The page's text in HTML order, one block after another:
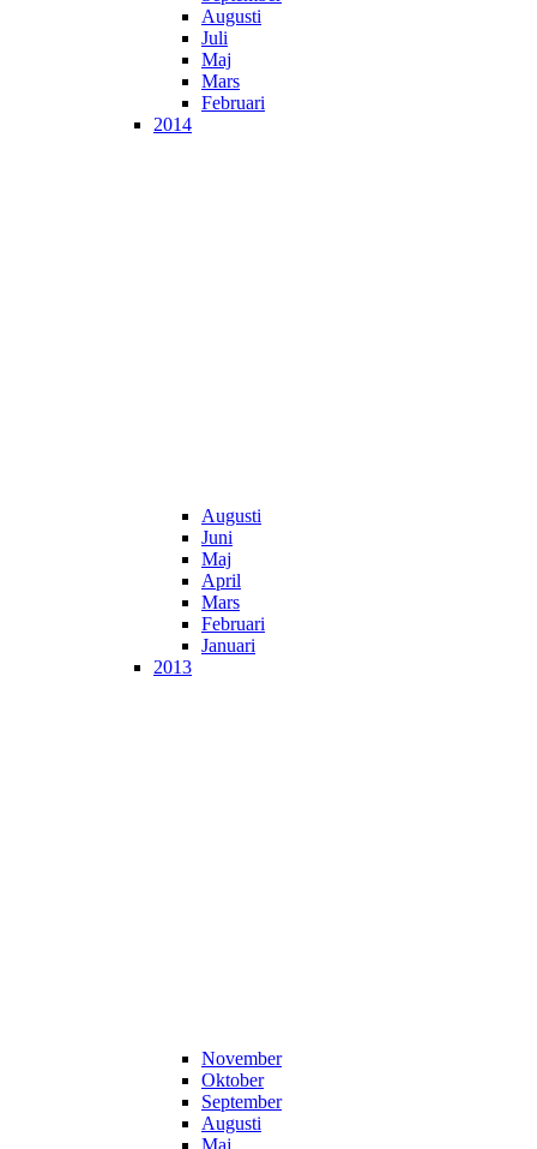
Augusti
Juli
Maj
Mars
Februari
2014
Augusti
Juni
Maj
April
Mars
Februari
Januari
2013
November
Oktober
September
Augusti
Maj